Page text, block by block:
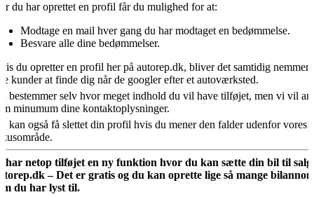
du har oprettet en profil får du mulighed for at:
Modtage en mail hver gang du har modtaget en bedømmelse.
Besvare alle dine bedømmelser.
du opretter en profil her på autorep.dk, bliver det samtidig
kunder at finde dig når de googler efter et autoværksted.
bestemmer selv hvor meget indhold du vil have tilføjet, men vi vil
minumum dine kontaktoplysninger.
kan også få slettet din profil hvis du mener den falder udenfor vores
har netop tilføjet en ny funktion hvor du kan sætte din bil til salg
– Det er gratis og du kan oprette lige så mange
du har lyst til.